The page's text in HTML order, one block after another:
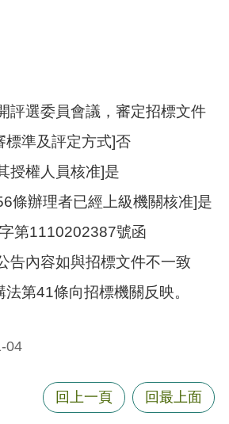
評選委員會議，審定招標文件
標準及評定方式]否
授權人員核准]是
條辦理者已經上級機關核准]是
第1110202387號函
告內容如與招標文件不一致
第41條向招標機關反映。
04
回上一頁 回最上面